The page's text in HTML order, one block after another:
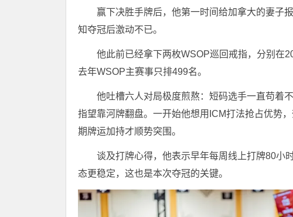
赢下决胜手牌后，他第一时间给加拿大的妻子
知夺冠后激动不已。
他此前已经拿下两枚WSOP巡回戒指，分别在
去年WSOP主赛事只排499名。
他吐槽六人对局极度煎熬：短码选手一直苟着
指望靠河牌翻盘。一开始他想用ICM打法抢占优势
期牌运加持才顺势突围。
谈及打牌心得，他表示早年每周线上打牌80小
态更稳定，这也是本次夺冠的关键。